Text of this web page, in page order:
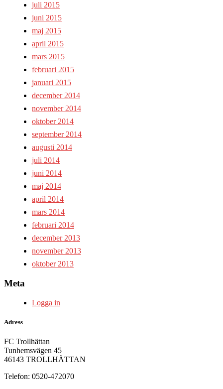
juli 2015
juni 2015
maj 2015
april 2015
mars 2015
februari 2015
januari 2015
december 2014
november 2014
oktober 2014
september 2014
augusti 2014
juli 2014
juni 2014
maj 2014
april 2014
mars 2014
februari 2014
december 2013
november 2013
oktober 2013
Meta
Logga in
Adress
FC Trollhättan
Tunhemsvägen 45
46143 TROLLHÄTTAN
Telefon: 0520-472070